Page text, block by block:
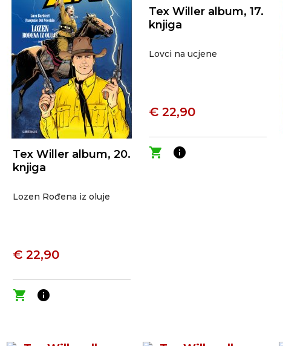
Tex Willer album, 20.
knjiga
Lozen Rođena iz oluje
€ 22,90
shopping_cart info
Tex Willer album, 17.
knjiga
Lovci na ucjene
€ 22,90
shopping_cart info